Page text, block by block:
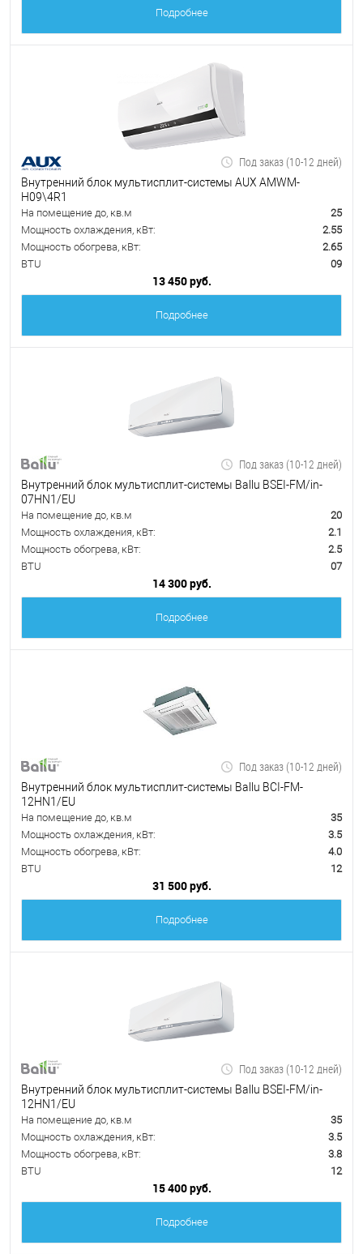
Подробнее
Под заказ (10-12 дней)
Внутренний блок мультисплит-системы AUX AMWM-
H09\4R1
На помещение до, кв.м
25
Мощность охлаждения, кВт:
2.55
Мощность обогрева, кВт:
2.65
BTU
09
13 450 руб.
Подробнее
Под заказ (10-12 дней)
Внутренний блок мультисплит-системы Ballu BSEI-FM/in-
07HN1/EU
На помещение до, кв.м
20
Мощность охлаждения, кВт:
2.1
Мощность обогрева, кВт:
2.5
BTU
07
14 300 руб.
Подробнее
Под заказ (10-12 дней)
Внутренний блок мультисплит-системы Ballu BCI-FM-
12HN1/EU
На помещение до, кв.м
35
Мощность охлаждения, кВт:
3.5
Мощность обогрева, кВт:
4.0
BTU
12
31 500 руб.
Подробнее
Под заказ (10-12 дней)
Внутренний блок мультисплит-системы Ballu BSEI-FM/in-
12HN1/EU
На помещение до, кв.м
35
Мощность охлаждения, кВт:
3.5
Мощность обогрева, кВт:
3.8
BTU
12
15 400 руб.
Подробнее